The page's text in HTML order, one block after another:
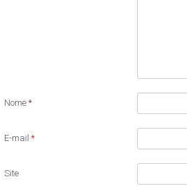
Nome *
E-mail *
Site